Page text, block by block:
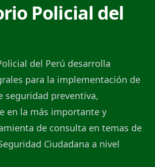
Policial del
del Perú desarrolla
para la implementación de
seguridad preventiva,
en la más importante y
de consulta en temas de
Ciudadana a nivel